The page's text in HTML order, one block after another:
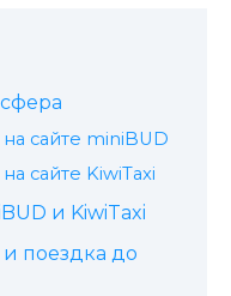
сайте miniBUD
сайте KiwiTaxi
и KiwiTaxi
и поездка до